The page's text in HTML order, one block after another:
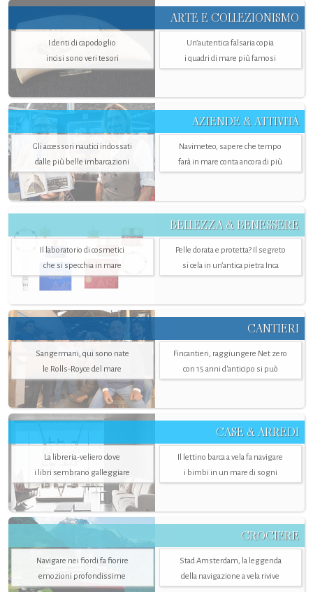
ARTE E COLLEZIONISMO
I denti di capodoglio
incisi sono veri tesori
Un’autentica falsaria copia
i quadri di mare più famosi
AZIENDE & ATTIVITÀ
Gli accessori nautici indossati
dalle più belle imbarcazioni
Navimeteo, sapere che tempo
farà in mare conta ancora di più
BELLEZZA & BENESSERE
Il laboratorio di cosmetici
che si specchia in mare
Pelle dorata e protetta? Il segreto
si cela in un’antica pietra Inca
CANTIERI
Sangermani, qui sono nate
le Rolls-Royce del mare
Fincantieri, raggiungere Net zero
con 15 anni d'anticipo si può
CASE & ARREDI
La libreria-veliero dove
i libri sembrano galleggiare
Il lettino barca a vela fa navigare
i bimbi in un mare di sogni
CROCIERE
Navigare nei fiordi fa fiorire
emozioni profondissime
Stad Amsterdam, la leggenda
della navigazione a vela rivive